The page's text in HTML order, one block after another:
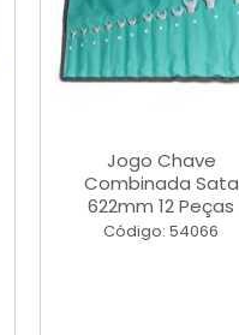
Jogo Chave
Combinada Sata
622mm 12 Peças
Código: 54066